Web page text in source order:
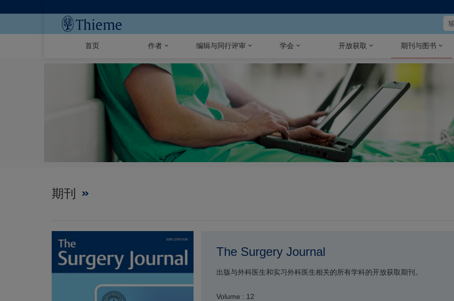
首页 作者 编辑与同行评审 学会 开放获取 期刊与图书
期刊
The Surgery Journal
出版与外科医生和实习外科医生相关的所有学科的开放获取期刊。
Volume : 12